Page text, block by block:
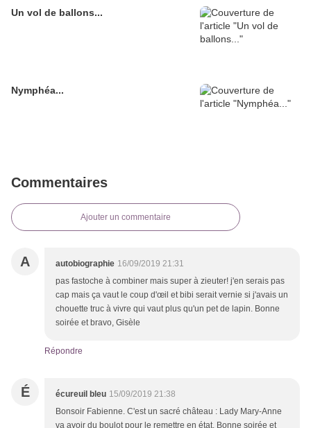
Un vol de ballons...
Nymphéa...
Commentaires
Ajouter un commentaire
A autobiographie 16/09/2019 21:31
pas fastoche à combiner mais super à zieuter! j'en serais pas
cap mais ça vaut le coup d'œil et bibi serait vernie si j'avais un
chouette truc à vivre qui vaut plus qu'un pet de lapin. Bonne
soirée et bravo, Gisèle
Répondre
É écureuil bleu 15/09/2019 21:38
Bonsoir Fabienne. C'est un sacré château : Lady Mary-Anne
va avoir du boulot pour le remettre en état. Bonne soirée et